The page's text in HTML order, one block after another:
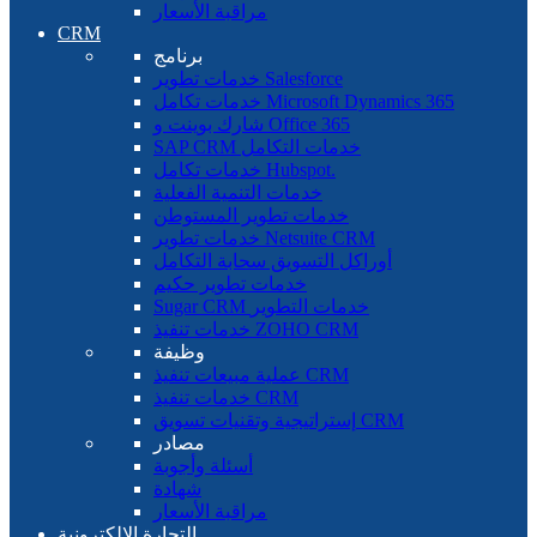
مراقبة الأسعار
CRM
برنامج
خدمات تطوير Salesforce
خدمات تكامل Microsoft Dynamics 365
شارك بوينت و Office 365
SAP CRM خدمات التكامل
خدمات تكامل Hubspot.
خدمات التنمية الفعلية
خدمات تطوير المستوطن
خدمات تطوير Netsuite CRM
أوراكل التسويق سحابة التكامل
خدمات تطوير حكيم
Sugar CRM خدمات التطوير
خدمات تنفيذ ZOHO CRM
وظيفة
عملية مبيعات تنفيذ CRM
خدمات تنفيذ CRM
إستراتيجية وتقنيات تسويق CRM
مصادر
أسئلة وأجوبة
شهادة
مراقبة الأسعار